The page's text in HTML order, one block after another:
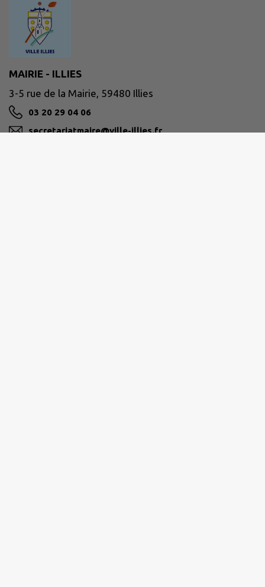
MAIRIE - ILLIES
3-5 rue de la Mairie, 59480 Illies
03 20 29 04 06
secretariatmaire@ville-illies.fr